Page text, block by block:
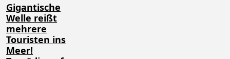
Gigantische
Welle reißt
mehrere
Touristen ins
Meer!